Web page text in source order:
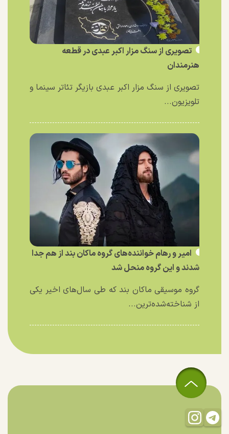
تصویری از سنگ مزار اکبر عبدی در قطعه
هنرمندان
تصویری از سنگ مزار اکبر عبدی بازیگر تئاتر سینما و
تلویزیون...
امیر و رهام خواننده‌های گروه ماکان بند از هم جدا
شدند و این گروه منحل شد
گروه موسیقی ماکان بند که طی سال‌های اخیر یکی
از شناخته‌شده‌ترین...